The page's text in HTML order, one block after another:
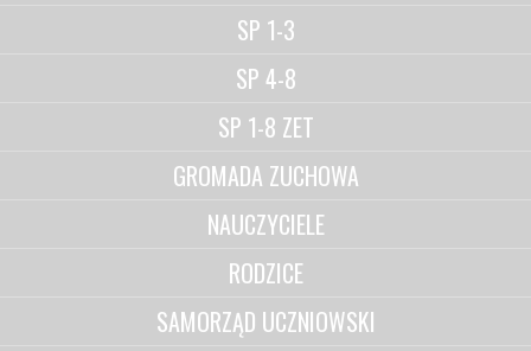
SP 1-3
SP 4-8
SP 1-8 ZET
GROMADA ZUCHOWA
NAUCZYCIELE
RODZICE
SAMORZĄD UCZNIOWSKI